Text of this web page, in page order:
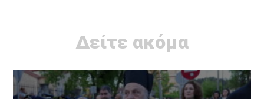
Δείτε ακόμα